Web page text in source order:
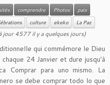
comprendre Photos
paix
culture ekeko La Paz
jour 4577 il y a quelques jours)
qui commémore le Dieu
24 Janvier et dure jusqu'à
Comprar para uno mismo. La
se debe comprar todo lo que